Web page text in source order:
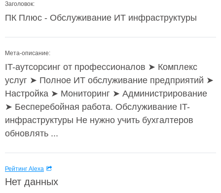
Заголовок:
ПК Плюс - Обслуживание ИТ инфраструктуры
Мета-описание:
IT-аутсорсинг от профессионалов ➤ Комплекс
услуг ➤ Полное ИТ обслуживание предприятий ➤
Настройка ➤ Мониторинг ➤ Администрирование
➤ Бесперебойная работа. Обслуживание IT-
инфраструктуры Не нужно учить бухгалтеров
обновлять ...
Рейтинг Alexa
Нет данных